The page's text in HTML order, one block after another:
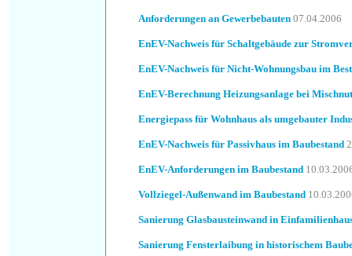
Anforderungen an Gewerbebauten 07.04.2006
EnEV-Nachweis für Schaltgebäude zur
EnEV-Nachweis für Nicht-Wohnungsbau im
EnEV-Berechnung Heizungsanlage bei
Energiepass für Wohnhaus als umgebauter
EnEV-Nachweis für Passivhaus im Baubestand
EnEV-Anforderungen im Baubestand
Vollziegel-Außenwand im Baubestand
Sanierung Glasbausteinwand in
Sanierung Fensterlaibung in historischem